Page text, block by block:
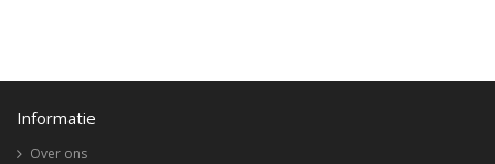
Informatie
Over ons